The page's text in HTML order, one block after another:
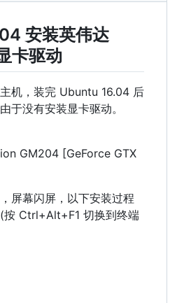
安装英伟达
卡驱动
机，装完 Ubuntu 16.04 后
于没有安装显卡驱动。
GM204 [GeForce GTX
屏幕闪屏，以下安装过程
按 Ctrl+Alt+F1 切换到终端